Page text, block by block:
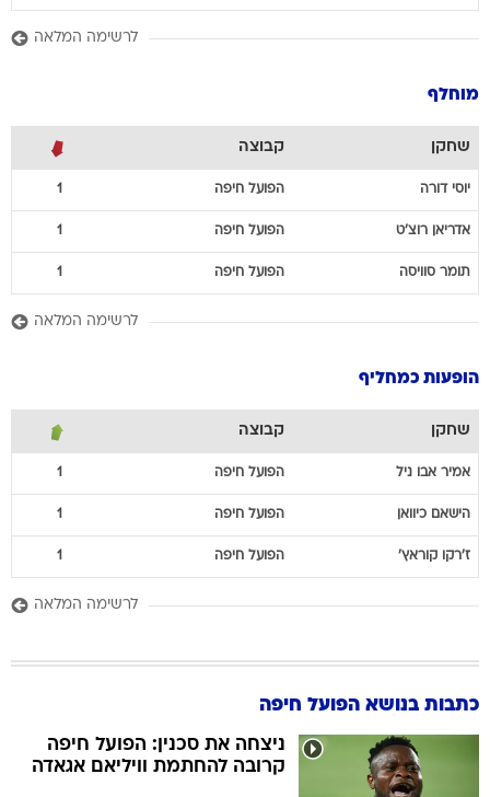
לרשימה המלאה
מוחלף
שחקן קבוצה
יוסי דורה הפועל חיפה 1
אדריאן רוצ'ט הפועל חיפה 1
תומר סוויסה הפועל חיפה 1
לרשימה המלאה
הופעות כמחליף
שחקן קבוצה
אמיר אבו ניל הפועל חיפה 1
הישאם כיוואן הפועל חיפה 1
ז'רקו קוראץ' הפועל חיפה 1
לרשימה המלאה
כתבות בנושא הפועל חיפה
ניצחה את סכנין: הפועל חיפה
קרובה להחתמת וויליאם אגאדה